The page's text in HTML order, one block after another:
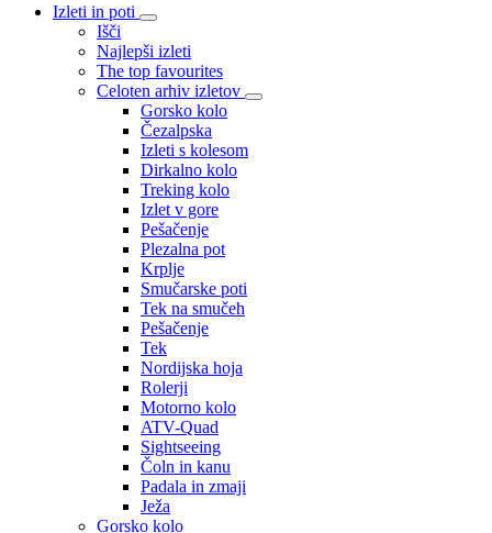
Izleti in poti
Išči
Najlepši izleti
The top favourites
Celoten arhiv izletov
Gorsko kolo
Čezalpska
Izleti s kolesom
Dirkalno kolo
Treking kolo
Izlet v gore
Pešačenje
Plezalna pot
Krplje
Smučarske poti
Tek na smučeh
Pešačenje
Tek
Nordijska hoja
Rolerji
Motorno kolo
ATV-Quad
Sightseeing
Čoln in kanu
Padala in zmaji
Ježa
Gorsko kolo